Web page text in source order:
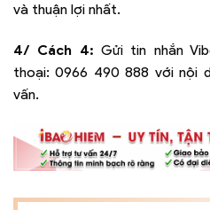
và thuận lợi nhất.
4/ Cách 4: Gửi tin nhắn
thoại:0966 490 888 với nội
vấn.